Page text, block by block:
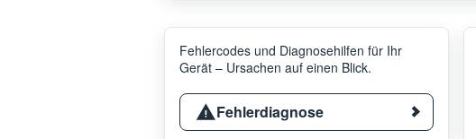
Fehlercodes und Diagnosehilfen für Ihr
Gerät – Ursachen auf einen Blick.
Fehlerdiagnose